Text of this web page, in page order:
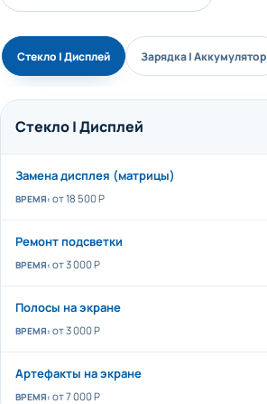
Стекло | Дисплей Зарядка | Аккумулятор
Стекло | Дисплей
Замена дисплея (матрицы)
от 18 500 P
Ремонт подсветки
от 3 000 Р
Полосы на экране
от 3 000 Р
Артефакты на экране
от 7 000 Р